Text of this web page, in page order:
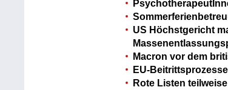
US Höchstgericht
Macron vor dem
EU-
Rote Listen